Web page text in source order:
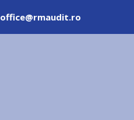
office@rmaudit.ro